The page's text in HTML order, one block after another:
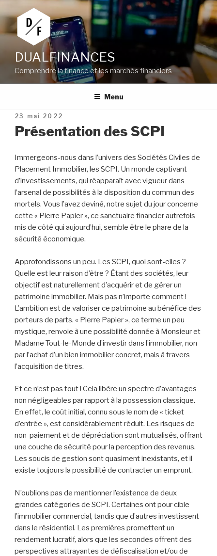
au
contenu
principal
DUALFINANCES
Comprendre la finance et les marchés financiers
Menu
Publié
le
23 mai 2022
Présentation des SCPI
Immergeons-nous dans l’univers des Sociétés Civiles de
Placement Immobilier, les SCPI. Un monde captivant
d’investissements, qui réapparaît avec vigueur dans
l’arsenal de possibilités à la disposition du commun des
mortels. Vous l’avez deviné, notre sujet du jour concerne
cette « Pierre Papier », ce sanctuaire financier autrefois
mis de côté qui aujourd’hui, semble être le phare de la
sécurité économique.
Approfondissons un peu. Les SCPI, quoi sont-elles ?
Quelle est leur raison d’être ? Étant des sociétés, leur
objectif est naturellement d’acquérir et de gérer un
patrimoine immobilier. Mais pas n’importe comment !
L’ambition est de valoriser ce patrimoine au bénéfice des
porteurs de parts. « Pierre Papier », ce terme un peu
mystique, renvoie à une possibilité donnée à Monsieur et
Madame Tout-le-Monde d’investir dans l’immobilier, non
par l’achat d’un bien immobilier concret, mais à travers
l’acquisition de titres.
Et ce n’est pas tout ! Cela libère un spectre d’avantages
non négligeables par rapport à la possession classique.
En effet, le coût initial, connu sous le nom de « ticket
d’entrée », est considérablement réduit. Les risques de
non-paiement et de dépréciation sont mutualisés, offrant
une couche de sécurité pour la perception des revenus.
Les soucis de gestion sont quasiment inexistants, et il
existe toujours la possibilité de contracter un emprunt.
N’oublions pas de mentionner l’existence de deux
grandes catégories de SCPI. Certaines ont pour cible
l’immobilier commercial, tandis que d’autres investissent
dans le résidentiel. Les premières promettent un
rendement lucratif, alors que les secondes offrent des
perspectives attrayantes de défiscalisation et/ou de